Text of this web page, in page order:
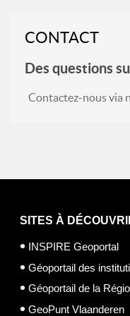
CONTACT
Des questions
Contactez-nous via
SITES À
INSPIRE Geoportal
Géoportail des
Géoportail de la
GeoPunt Vlaanderen